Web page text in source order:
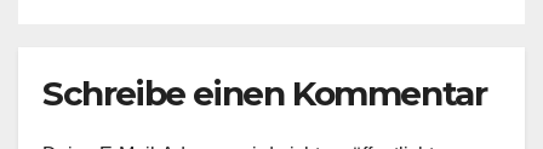
Schreibe einen Kommentar